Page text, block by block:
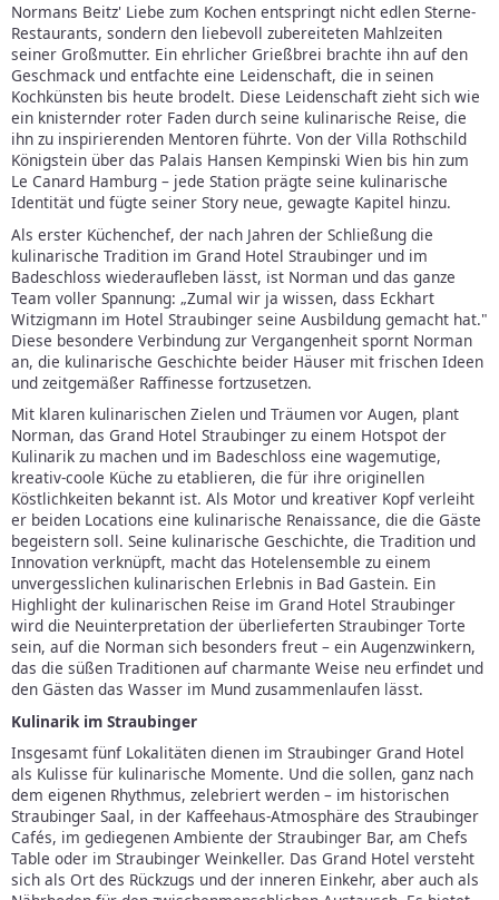
Normans Beitz' Liebe zum Kochen entspringt nicht edlen Sterne-
Restaurants, sondern den liebevoll zubereiteten Mahlzeiten
seiner Großmutter. Ein ehrlicher Grießbrei brachte ihn auf den
Geschmack und entfachte eine Leidenschaft, die in seinen
Kochkünsten bis heute brodelt. Diese Leidenschaft zieht sich wie
ein knisternder roter Faden durch seine kulinarische Reise, die
ihn zu inspirierenden Mentoren führte. Von der Villa Rothschild
Königstein über das Palais Hansen Kempinski Wien bis hin zum
Le Canard Hamburg – jede Station prägte seine kulinarische
Identität und fügte seiner Story neue, gewagte Kapitel hinzu.
Als erster Küchenchef, der nach Jahren der Schließung die
kulinarische Tradition im Grand Hotel Straubinger und im
Badeschloss wiederaufleben lässt, ist Norman und das ganze
Team voller Spannung: „Zumal wir ja wissen, dass Eckhart
Witzigmann im Hotel Straubinger seine Ausbildung gemacht hat."
Diese besondere Verbindung zur Vergangenheit spornt Norman
an, die kulinarische Geschichte beider Häuser mit frischen Ideen
und zeitgemäßer Raffinesse fortzusetzen.
Mit klaren kulinarischen Zielen und Träumen vor Augen, plant
Norman, das Grand Hotel Straubinger zu einem Hotspot der
Kulinarik zu machen und im Badeschloss eine wagemutige,
kreativ-coole Küche zu etablieren, die für ihre originellen
Köstlichkeiten bekannt ist. Als Motor und kreativer Kopf verleiht
er beiden Locations eine kulinarische Renaissance, die die Gäste
begeistern soll. Seine kulinarische Geschichte, die Tradition und
Innovation verknüpft, macht das Hotelensemble zu einem
unvergesslichen kulinarischen Erlebnis in Bad Gastein. Ein
Highlight der kulinarischen Reise im Grand Hotel Straubinger
wird die Neuinterpretation der überlieferten Straubinger Torte
sein, auf die Norman sich besonders freut – ein Augenzwinkern,
das die süßen Traditionen auf charmante Weise neu erfindet und
den Gästen das Wasser im Mund zusammenlaufen lässt.
Kulinarik im Straubinger
Insgesamt fünf Lokalitäten dienen im Straubinger Grand Hotel
als Kulisse für kulinarische Momente. Und die sollen, ganz nach
dem eigenen Rhythmus, zelebriert werden – im historischen
Straubinger Saal, in der Kaffeehaus-Atmosphäre des Straubinger
Cafés, im gediegenen Ambiente der Straubinger Bar, am Chefs
Table oder im Straubinger Weinkeller. Das Grand Hotel versteht
sich als Ort des Rückzugs und der inneren Einkehr, aber auch als